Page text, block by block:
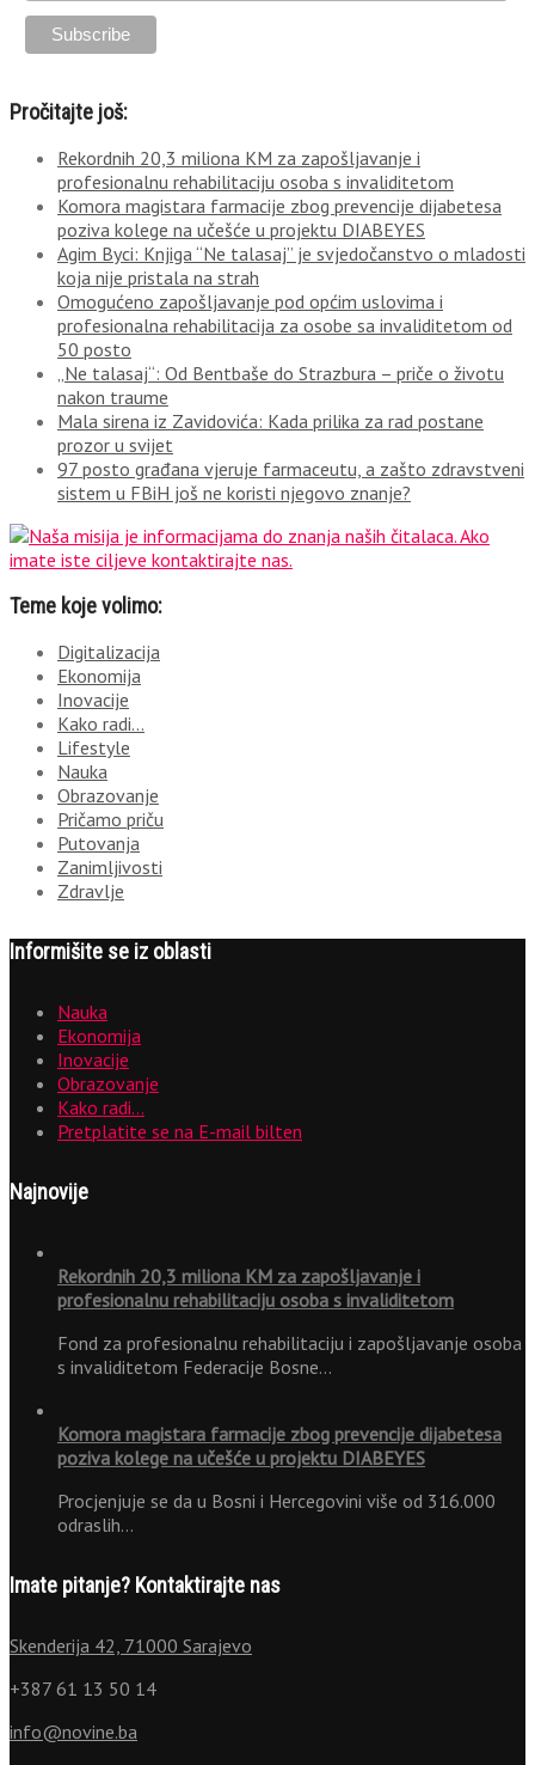
Pročitajte još:
Rekordnih 20,3 miliona KM za zapošljavanje i
profesionalnu rehabilitaciju osoba s invaliditetom
Komora magistara farmacije zbog prevencije dijabetesa
poziva kolege na učešće u projektu DIABEYES
Agim Byci: Knjiga “Ne talasaj” je svjedočanstvo o mladosti
koja nije pristala na strah
Omogućeno zapošljavanje pod općim uslovima i
profesionalna rehabilitacija za osobe sa invaliditetom od
50 posto
„Ne talasaj“: Od Bentbaše do Strazbura – priče o životu
nakon traume
Mala sirena iz Zavidovića: Kada prilika za rad postane
prozor u svijet
97 posto građana vjeruje farmaceutu, a zašto zdravstveni
sistem u FBiH još ne koristi njegovo znanje?
Teme koje volimo:
Digitalizacija
Ekonomija
Inovacije
Kako radi…
Lifestyle
Nauka
Obrazovanje
Pričamo priču
Putovanja
Zanimljivosti
Zdravlje
Informišite se iz oblasti
Nauka
Ekonomija
Inovacije
Obrazovanje
Kako radi…
Pretplatite se na E-mail bilten
Najnovije
Rekordnih 20,3 miliona KM za zapošljavanje i
profesionalnu rehabilitaciju osoba s invaliditetom
Fond za profesionalnu rehabilitaciju i zapošljavanje osoba
s invaliditetom Federacije Bosne…
Komora magistara farmacije zbog prevencije dijabetesa
poziva kolege na učešće u projektu DIABEYES
Procjenjuje se da u Bosni i Hercegovini više od 316.000
odraslih…
Imate pitanje? Kontaktirajte nas
Skenderija 42, 71000 Sarajevo
+387 61 13 50 14
info@novine.ba